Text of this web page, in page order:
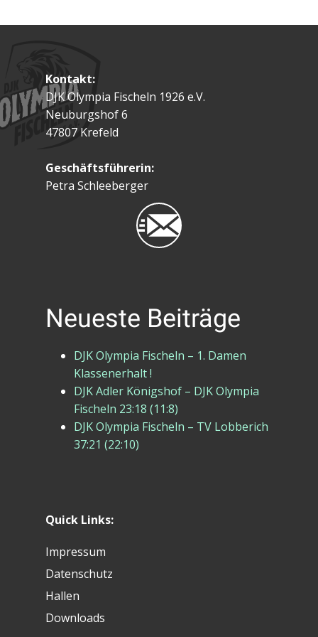
Kontakt:
DJK Olympia Fischeln 1926 e.V.
Neuburgshof 6
47807 Krefeld
Geschäftsführerin:
Petra Schleeberger
Neueste Beiträge
DJK Olympia Fischeln – 1. Damen
Klassenerhalt !
DJK Adler Königshof – DJK Olympia
Fischeln 23:18 (11:8)
DJK Olympia Fischeln – TV Lobberich
37:21 (22:10)
Quick Links:
Impressum
Datenschutz
Hallen
Downloads